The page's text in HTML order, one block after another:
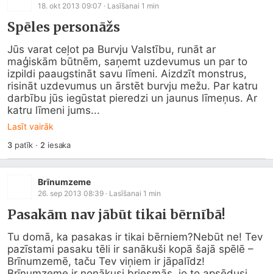
18. okt 2013 09:07 · Lasīšanai 1 min
Spēles personāžs
Jūs varat ceļot pa Burvju Valstību, runāt ar
maģiskām būtnēm, saņemt uzdevumus un par to
izpildi paaugstināt savu līmeni. Aizdzīt monstrus,
risināt uzdevumus un ārstēt burvju mežu. Par katru
darbību jūs iegūstat pieredzi un jaunus līmeņus. Ar
katru līmeni jums...
Lasīt vairāk
3patīk · 2 iesaka
Brīnumzeme
26. sep 2013 08:39 · Lasīšanai 1 min
Pasakām nav jābūt tikai bērnībā!
Tu domā, ka pasakas ir tikai bērniem?Nebūt ne! Tev
pazīstami pasaku tēli ir sanākuši kopā šajā spēlē –
Brīnumzemē, taču Tev viņiem ir jāpalīdz!